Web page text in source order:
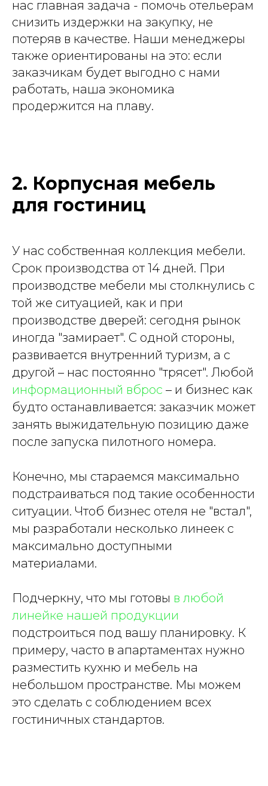
нас главная задача - помочь отельерам
снизить издержки на закупку, не
потеряв в качестве. Наши менеджеры
также ориентированы на это: если
заказчикам будет выгодно с нами
работать, наша экономика
продержится на плаву.
2. Корпусная мебель
для гостиниц
У нас собственная коллекция мебели.
Срок производства от 14 дней. При
производстве мебели мы столкнулись с
той же ситуацией, как и при
производстве дверей: сегодня рынок
иногда "замирает". С одной стороны,
развивается внутренний туризм, а с
другой – нас постоянно "трясет". Любой
информационный вброс – и бизнес как
будто останавливается: заказчик может
занять выжидательную позицию даже
после запуска пилотного номера.
Конечно, мы стараемся максимально
подстраиваться под такие особенности
ситуации. Чтоб бизнес отеля не "встал",
мы разработали несколько линеек с
максимально доступными
материалами.
Подчеркну, что мы готовы в любой
линейке нашей продукции
подстроиться под вашу планировку. К
примеру, часто в апартаментах нужно
разместить кухню и мебель на
небольшом пространстве. Мы можем
это сделать с соблюдением всех
гостиничных стандартов.